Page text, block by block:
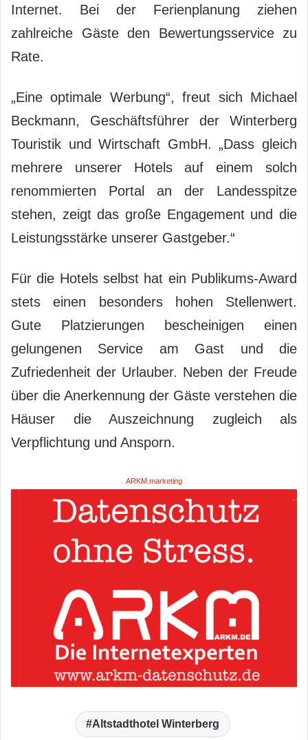
Internet. Bei der Ferienplanung ziehen
zahlreiche Gäste den Bewertungsservice zu
Rate.
„Eine optimale Werbung“, freut sich Michael
Beckmann, Geschäftsführer der Winterberg
Touristik und Wirtschaft GmbH. „Dass gleich
mehrere unserer Hotels auf einem solch
renommierten Portal an der Landesspitze
stehen, zeigt das große Engagement und die
Leistungsstärke unserer Gastgeber.“
Für die Hotels selbst hat ein Publikums-Award
stets einen besonders hohen Stellenwert.
Gute Platzierungen bescheinigen einen
gelungenen Service am Gast und die
Zufriedenheit der Urlauber. Neben der Freude
über die Anerkennung der Gäste verstehen die
Häuser die Auszeichnung zugleich als
Verpflichtung und Ansporn.
ARKM.marketing
Altstadthotel Winterberg